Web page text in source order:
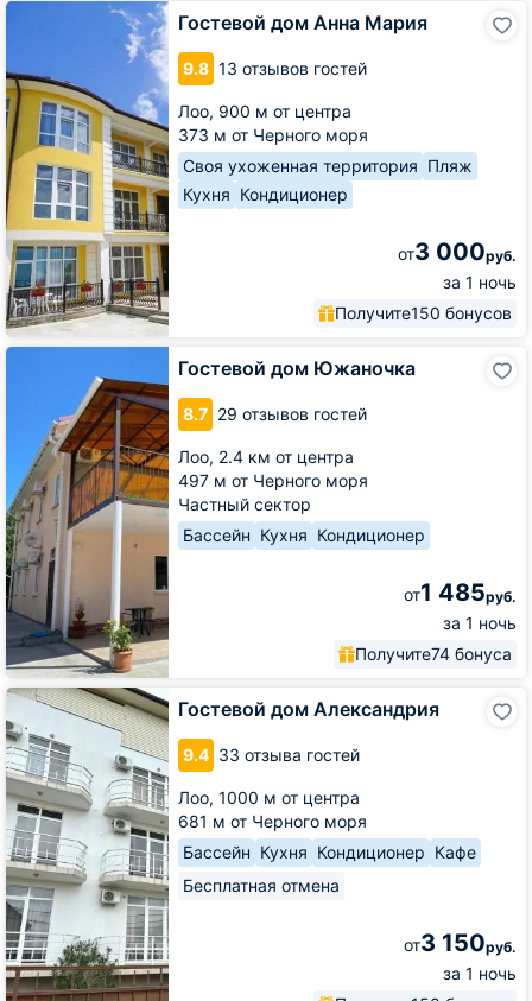
Гостевой дом Анна Мария
9.8 13 отзывов гостей
Лоо, 900 м от центра
373 м от Черного моря
Своя ухоженная территория Пляж
Кухня Кондиционер
от3 000руб.
за 1 ночь
Получите150 бонусов
Гостевой
Мария
Гостевой дом Южаночка
8.7 29 отзывов гостей
Лоо, 2.4 км от центра
497 м от Черного моря
Частный сектор
Бассейн Кухня Кондиционер
от1 485руб.
за 1 ночь
Получите74 бонуса
Гостевой
Южаночка
Гостевой дом Александрия
9.4 33 отзыва гостей
Лоо, 1000 м от центра
681 м от Черного моря
Бассейн Кухня Кондиционер Кафе
Бесплатная отмена
от3 150руб.
за 1 ночь
Гостевой
дом
Александрия